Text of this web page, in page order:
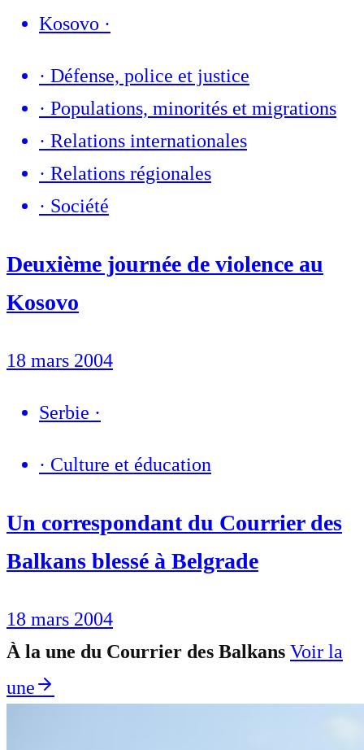
Kosovo ·
· Défense, police et justice
· Populations, minorités et migrations
· Relations internationales
· Relations régionales
· Société
Deuxième journée de violence au
Kosovo
18 mars 2004
Serbie ·
· Culture et éducation
Un correspondant du Courrier des
Balkans blessé à Belgrade
18 mars 2004
À la une du Courrier des Balkans Voir la
une